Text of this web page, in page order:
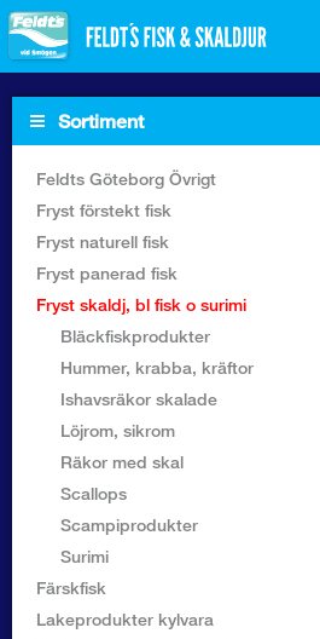
Sortiment Foodservice
Sortiment Butik
Recept
Sortiment
Feldts Göteborg Övrigt
Fryst förstekt fisk
Fryst naturell fisk
Fryst panerad fisk
Fryst skaldj, bl fisk o surimi
Bläckfiskprodukter
Hummer, krabba, kräftor
Ishavsräkor skalade
Löjrom, sikrom
Räkor med skal
Scallops
Scampiprodukter
Surimi
Färskfisk
Lakeprodukter kylvara